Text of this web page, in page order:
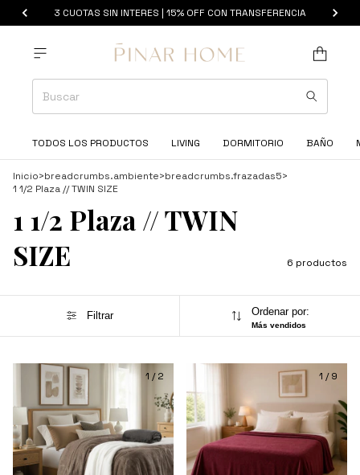
3 CUOTAS SIN INTERES | 15% OFF CON TRANSFERENCIA
TODOS LOS PRODUCTOS LIVING DORMITORIO BAÑO
Inicio>breadcrumbs.ambiente>breadcrumbs.frazadas5>
1 1/2 Plaza // TWIN SIZE
1 1/2 Plaza // TWIN
SIZE
6 productos
Filtrar Ordenar por:
Más vendidos
1 /2 1 /9